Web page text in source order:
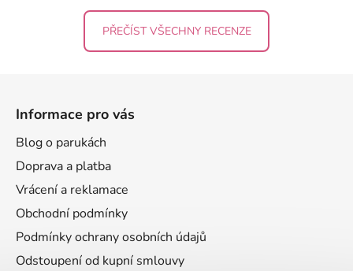
PŘEČÍST VŠECHNY RECENZE
Informace pro vás
Blog o parukách
Doprava a platba
Vrácení a reklamace
Obchodní podmínky
Podmínky ochrany osobních údajů
Odstoupení od kupní smlouvy